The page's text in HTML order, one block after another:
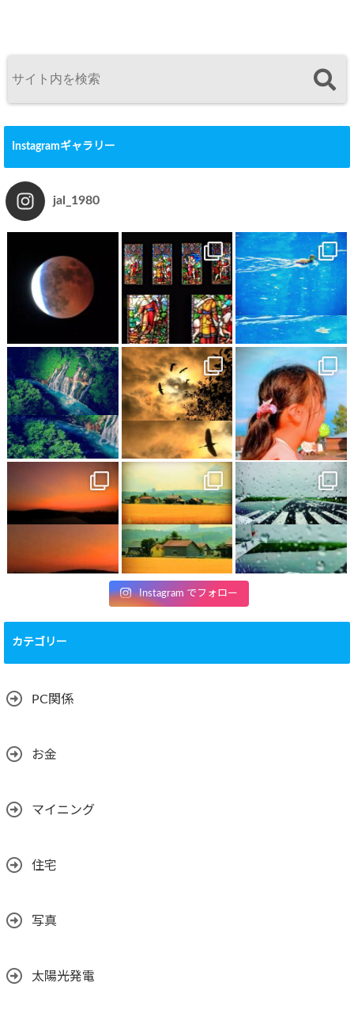
Instagramギャラリー
jal_1980
Instagram でフォロー
カテゴリー
PC関係
お金
マイニング
住宅
写真
太陽光発電